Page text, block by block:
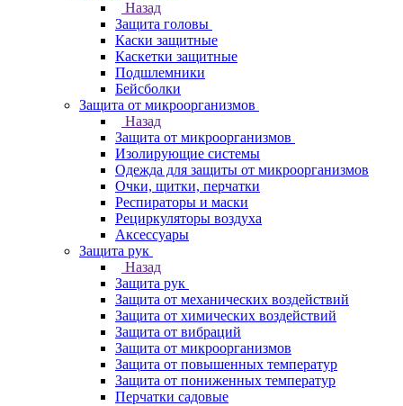
Назад
Защита головы
Каски защитные
Каскетки защитные
Подшлемники
Бейсболки
Защита от микроорганизмов
Назад
Защита от микроорганизмов
Изолирующие системы
Одежда для защиты от микроорганизмов
Очки, щитки, перчатки
Респираторы и маски
Рециркуляторы воздуха
Аксессуары
Защита рук
Назад
Защита рук
Защита от механических воздействий
Защита от химических воздействий
Защита от вибраций
Защита от микроорганизмов
Защита от повышенных температур
Защита от пониженных температур
Перчатки садовые